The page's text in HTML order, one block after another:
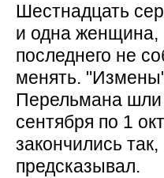
Шестнадцать
и одна женщина,
последнего не
менять.
Перельмана
сентября по 1
закончились
предсказывал.